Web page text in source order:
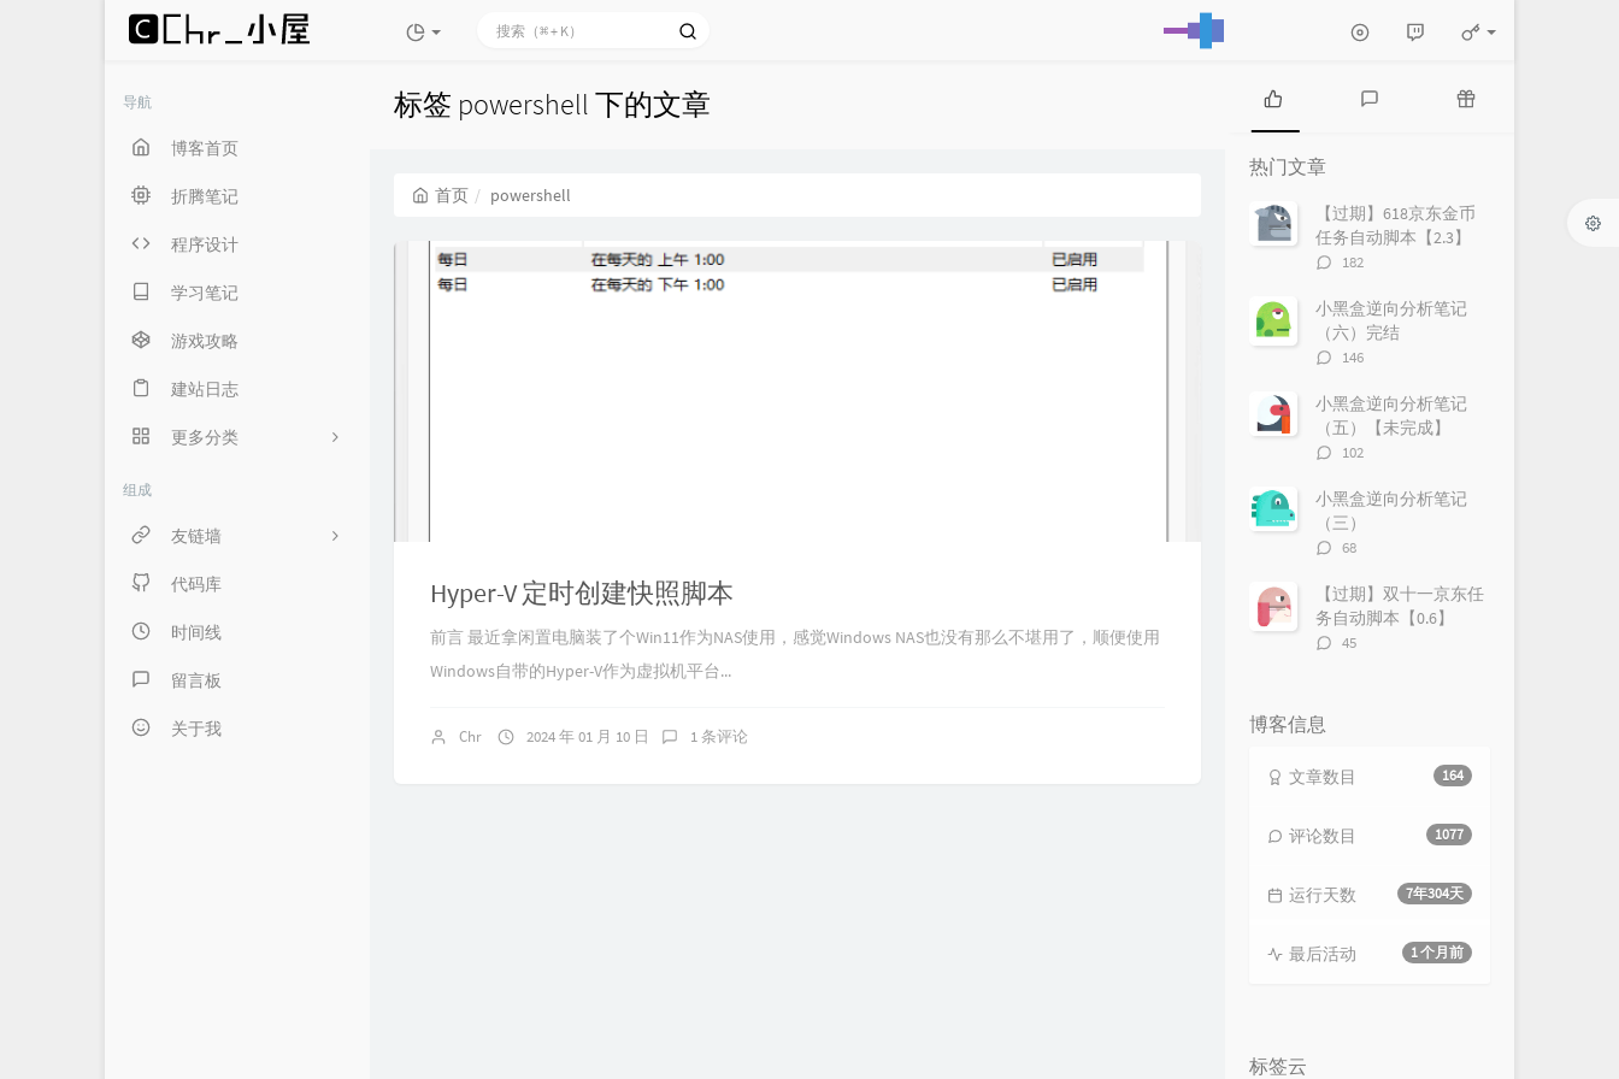
导航
博客首页
折腾笔记
程序设计
学习笔记
游戏攻略
建站日志
更多分类
言俞专用
日记本子
懒得分类
组成
友链墙
内页链接 & 友链申请
FANTASY博客
伍言Blog
Albert's Blog
代码库
时间线
留言板
关于我
标签 powershell 下的文章
首页 powershell
Hyper-V 定时创建快照脚本
前言 最近拿闲置电脑装了个Win11作为NAS使用，感觉Windows NAS也没有那么不堪用了，顺便使用
Windows自带的Hyper-V作为虚拟机平台...
Chr 2024 年 01 月 10 日 1 条评论
热
门
文
章
论
章
热门文章
【过期】618京东金币
任务自动脚本【2.3】
评
数：
182
小黑盒逆向分析笔记
（六）完结
评
数：
146
小黑盒逆向分析笔记
（五）【未完成】
评
数：
102
小黑盒逆向分析笔记
（三）
评
数：
68
【过期】双十一京东任
务自动脚本【0.6】
评
45
博客信息
164
文章数目
1077
评论数目
7年304天
运行天数
1 个月前
最后活动
标签云